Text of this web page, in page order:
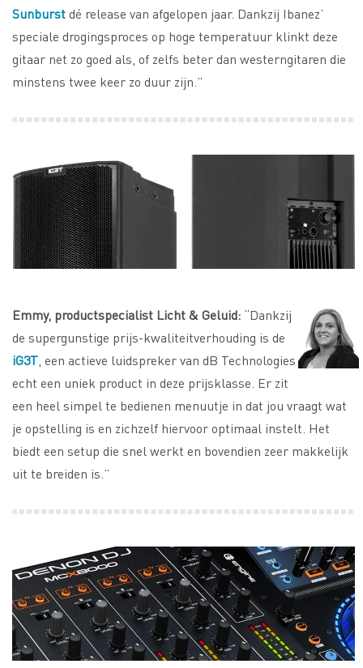
Sunburstdé release van afgelopen jaar. Dankzij Ibanez’
speciale drogingsproces op hoge temperatuur klinkt deze
gitaar net zo goed als, of zelfs beter dan westerngitaren die
minstens twee keer zo duur zijn.”
Emmy, productspecialist Licht & Geluid: “Dankzij
de supergunstige prijs-kwaliteitverhouding is de
iG3T , een actieve luidspreker van dB Technologies
echt een uniek product in deze prijsklasse. Er zit
een heel simpel te bedienen menuutje in dat jou vraagt wat
je opstelling is en zichzelf hiervoor optimaal instelt. Het
biedt een setup die snel werkt en bovendien zeer makkelijk
uit te breiden is.”